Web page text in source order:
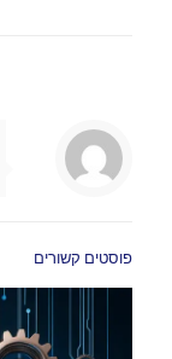
פוסטים קשורים